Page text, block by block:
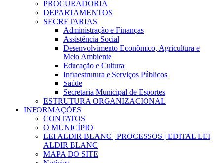
PROCURADORIA
DEPARTAMENTOS
SECRETARIAS
Administração e Finanças
Assistência Social
Desenvolvimento Econômico, Agricultura e
Meio Ambiente
Educação e Cultura
Infraestrutura e Serviços Públicos
Saúde
Secretaria Municipal de Esportes
ESTRUTURA ORGANIZACIONAL
INFORMAÇÕES
CONTATOS
O MUNICÍPIO
LEI ALDIR BLANC | PROCESSOS | EDITAL LEI
ALDIR BLANC
MAPA DO SITE